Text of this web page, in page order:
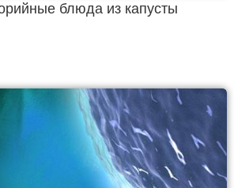
блюда из капусты